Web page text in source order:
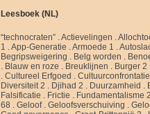
Leesboek (NL)
“technocraten” .Actievelingen .
1 .App-Generatie .Armoede 1 .
Begripsweigering . Belg worden .
. Blauw en roze . Breuklijnen . Burger 2
.Cultureel Erfgoed .
Diversiteit 2 . Djihad 2 . Duurzamheid .
Falsificatie . Frictie . Fundamentalisme 2
68 .Geloof.Geloofsverschuiving .